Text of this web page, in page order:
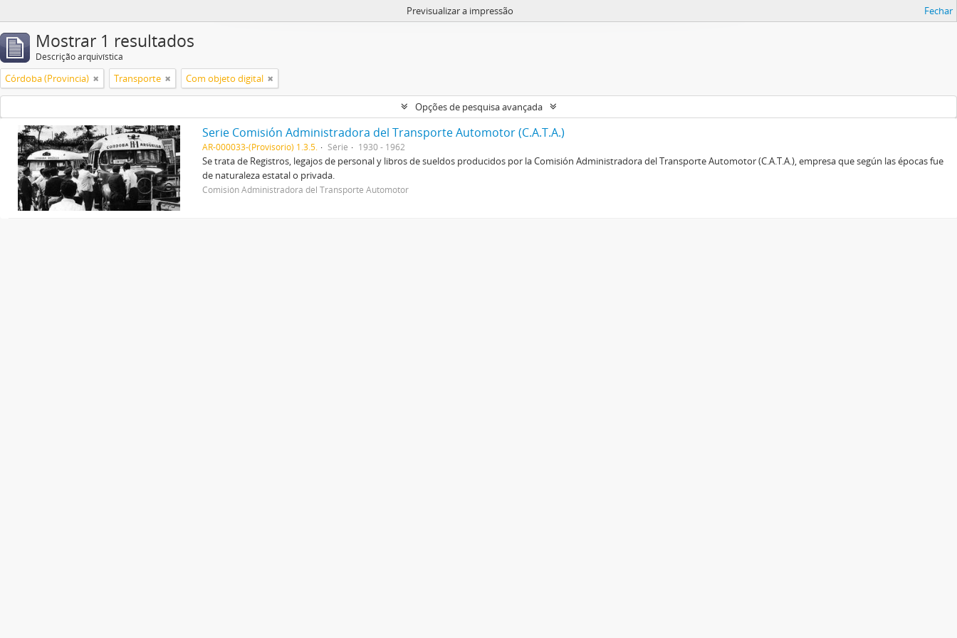
Previsualizar a impressão Fechar
Mostrar 1 resultados
Descrição arquivística
Córdoba (Provincia) Transporte Com objeto digital
Opções de pesquisa avançada
Serie Comisión Administradora del Transporte Automotor (C.A.T.A.)
AR-000033-(Provisorio) 1.3.5. Série 1930 - 1962
Se trata de Registros, legajos de personal y libros de sueldos producidos por la Comisión Administradora del Transporte Automotor (C.A.T.A.), empresa que según las épocas fue
de naturaleza estatal o privada.
Comisión Administradora del Transporte Automotor